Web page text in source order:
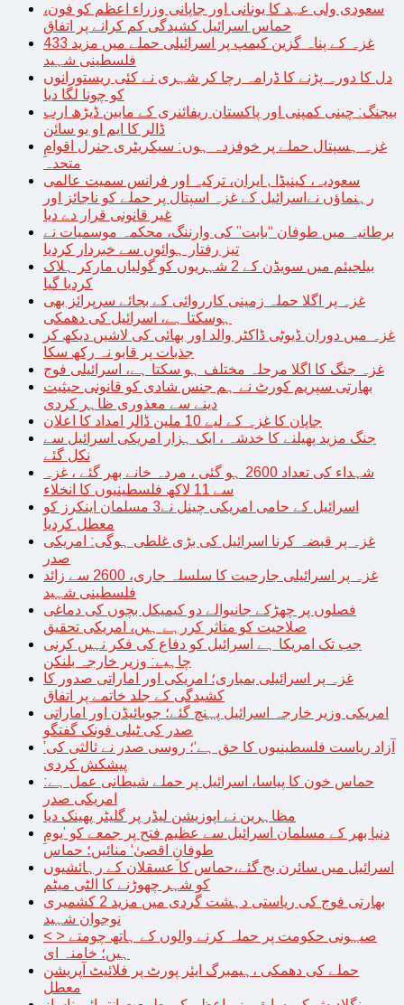
سعودی ولی عہد کا یونانی اور جاپانی وزراء اعظم کو فون،
حماس اسرائیل کشیدگی کم کرانے پر اتفاق
غزہ کے پناہ گزین کیمپ پر اسرائیلی حملے میں مزید 433
فلسطینی شہید
دل کا دورہ پڑنے کا ڈرامہ رچا کر شہری نے کئی ریستورانوں
کو چونا لگا دیا
بیجنگ: چینی کمپنی اور پاکستان ریفائنری کے مابین ڈیڑھ ارب
ڈالر کا ایم او یو سائن
غزہ ہسپتال حملے پر خوفزدہ ہوں: سیکریٹری جنرل اقوامِ
متحدہ
سعودیہ، کینیڈا , ایران، ترکیہ اور فرانس سمیت عالمی
رہنماؤں نےاسرائیل کے غزہ اسپتال پر حملے کو ناجائز اور
غیر قانونی قرار دے دیا
برطانیہ میں طوفان “بابت” کی وارننگ، محکمہ موسمیات نے
تیز رفتار ہوائوں سے خبردار کردیا
بیلجیئم میں سویڈن کے 2 شہریوں کو گولیاں مارکر ہلاک
کردیا گیا
غزہ پر اگلا حملہ زمینی کارروائی کے بجائے سرپرائز بھی
ہوسکتا ہے، اسرائیل کی دھمکی
غزہ میں دوران ڈیوٹی ڈاکٹر والد اور بھائی کی لاشیں دیکھ کر
جذبات پر قابو نہ رکھ سکا
غزہ جنگ کا اگلا مرحلہ مختلف ہو سکتا ہے، اسرائیلی فوج
بھارتی سپریم کورٹ نے ہم جنس شادی کو قانونی حیثیت
دینے سے معذوری ظاہر کردی
جاپان کا غزہ کے لیے 10 ملین ڈالر امداد کا اعلان
جنگ مزید پھیلنے کا خدشہ ، ایک ہزار امریکی اسرائیل سے
نکل گئے
شہداء کی تعداد 2600 ہو گئی ، مردہ خانے بھر گئے ، غزہ
سے 11 لاکھ فلسطینیوں کا انخلاء
اسرائیل کے حامی امریکی چینل نے3 مسلمان اینکرز کو
معطل کردیا
غزہ پر قبضہ کرنا اسرائیل کی بڑی غلطی ہوگی: امریکی
صدر
غزہ پر اسرائیلی جارحیت کا سلسلہ جاری، 2600 سے زائد
فلسطینی شہید
فصلوں پر چھڑکے جانیوالے دو کیمیکل بچوں کی دماغی
صلاحیت کو متاثر کررہے ہیں، امریکی تحقیق
جب تک امریکا ہے اسرائیل کو دفاع کی فکر نہیں کرنی
چاہیے: وزیر خارجہ بلنکن
غزہ پر اسرائیلی بمباری؛ امریکی اور اماراتی صدور کا
کشیدگی کے جلد خاتمے پر اتفاق
امریکی وزیر خارجہ اسرائیل پہنچ گئے؛ جوبائیڈن اور اماراتی
صدر کی ٹیلی فونک گفتگو
’آزاد ریاست فلسطینیوں کا حق ہے‘؛ روسی صدر نے ثالثی کی
پیشکش کردی
حماس خون کا پیاسا، اسرائیل پر حملے شیطانی عمل ہے:
امریکی صدر
مظاہرین نے اپوزیشن لیڈر پر گلیٹر پھینک دیا
دنیا بھر کے مسلمان اسرائیل سے عظیم فتح پر جمعے کو ’یومِ
طوفانِ اقصیٰ‘ منائیں؛ حماس
اسرائیل میں سائرن بج گئے،حماس کا عسقلان کے رہائشیوں
کو شہر چھوڑنے کا الٹی میٹم
بھارتی فوج کی ریاستی دہشت گردی میں مزید 2 کشمیری
نوجوان شہید
< > صیہونی حکومت پر حملہ کرنے والوں کے ہاتھ چومتے
ہیں؛ خامنہ ای
حملے کی دھمکی ،ہیمبرگ ایئر پورٹ پر فلائیٹ آپریشن
معطل